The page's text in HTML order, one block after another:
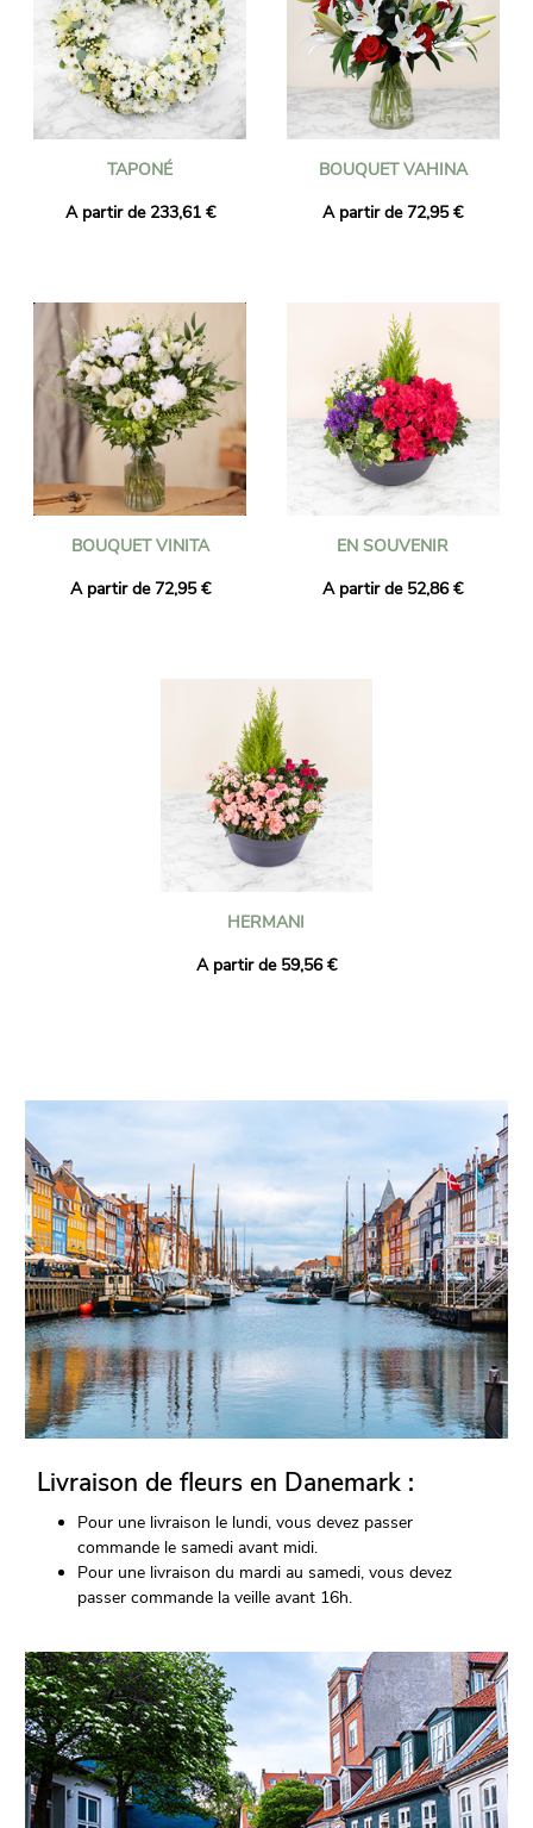
TAPONÉ
A partir de 233,61 €
BOUQUET VAHINA
A partir de 72,95 €
BOUQUET VINITA
A partir de 72,95 €
EN SOUVENIR
A partir de 52,86 €
HERMANI
A partir de 59,56 €
Livraison de fleurs en Danemark :
Pour une livraison le lundi, vous devez passer
commande le samedi avant midi.
Pour une livraison du mardi au samedi, vous devez
passer commande la veille avant 16h.